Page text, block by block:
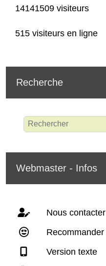
14141509 visiteurs
515 visiteurs en ligne
Recherche
Webmaster - Infos
Nous contacter
Recommander
Version texte